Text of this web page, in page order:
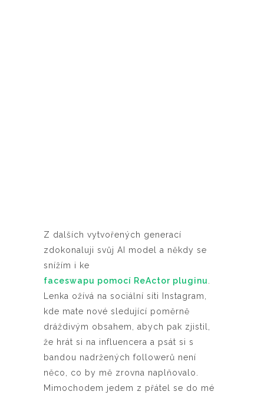
Z dalších vytvořených generací
zdokonaluji svůj AI model a někdy se
snížím i ke
faceswapu pomocí ReActor pluginu
Lenka ožívá na sociální síti Instagram,
kde mate nové sledující poměrně
dráždivým obsahem, abych pak zjistil,
že hrát si na influencera a psát si s
bandou nadržených followerů není
něco, co by mě zrovna naplňovalo.
Mimochodem jedem z přátel se do mé